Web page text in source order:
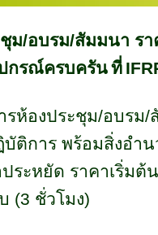
ม/อบรม/สัมมนา ร
กรณ์ครบครันที่
รห้องประชุม/อบรม/
ติการ พร้อมสิ่งอำ
ระหยัด ราคาเริ่มต้
(3 ชั่วโมง)